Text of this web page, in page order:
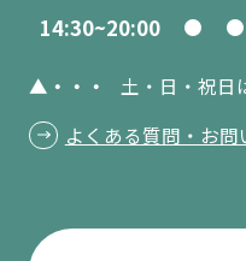
14:30~20:00 ● ●
▲・・・
土・日・祝日
よくある質問・お問